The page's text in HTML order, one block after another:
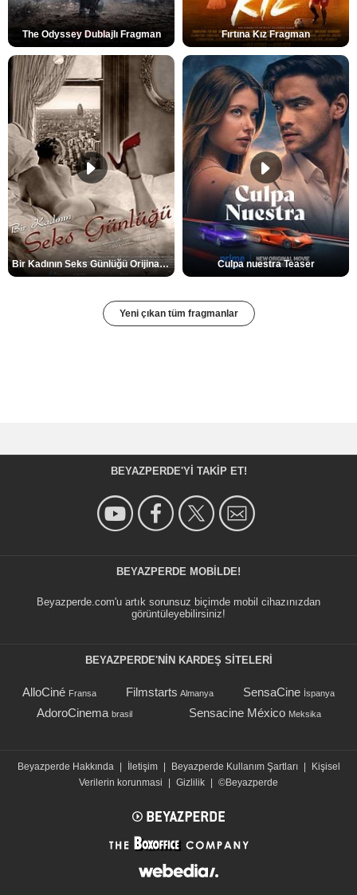
The Odyssey Dublajlı Fragman Fırtına Kız Fragman
Bir Kadının Seks Günlüğü Orijinal Fragman Culpa nuestra Teaser
Yeni çıkan tüm fragmanlar
BEYAZPERDE'YI TAKIP ET!
BEYAZPERDE MOBILDE!
Beyazperde.com'u artık sorunsuz biçimde mobil cihazınızdan
görüntüleyebilirsiniz!
BEYAZPERDE'NIN KARDEŞ SİTELERİ
AlloCiné Fransa Filmstarts Almanya SensaCine İspanya
AdoroCinema brasil Sensacine México Meksika
Beyazperde Hakkında İletişim Beyazperde Kullanım Şartları
Kişisel
Verilerin korunmasi
Gizlilik ©Beyazperde